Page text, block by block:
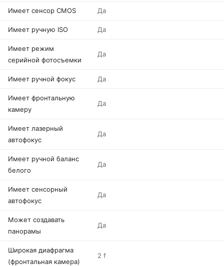
Имеет сенсор CMOS Да
Имеет ручную ISO Да
Имеет режим
серийной фотосъемки
Да
Имеет ручной фокус Да
Имеет фронтальную
камеру
Да
Имеет лазерный
автофокус
Да
Имеет ручной баланс
белого
Да
Имеет сенсорный
автофокус
Да
Может создавать
панорамы
Да
Широкая диафрагма
(фронтальная камера)
2 f